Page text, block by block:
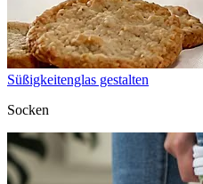
Süßigkeitenglas gestalten
Socken